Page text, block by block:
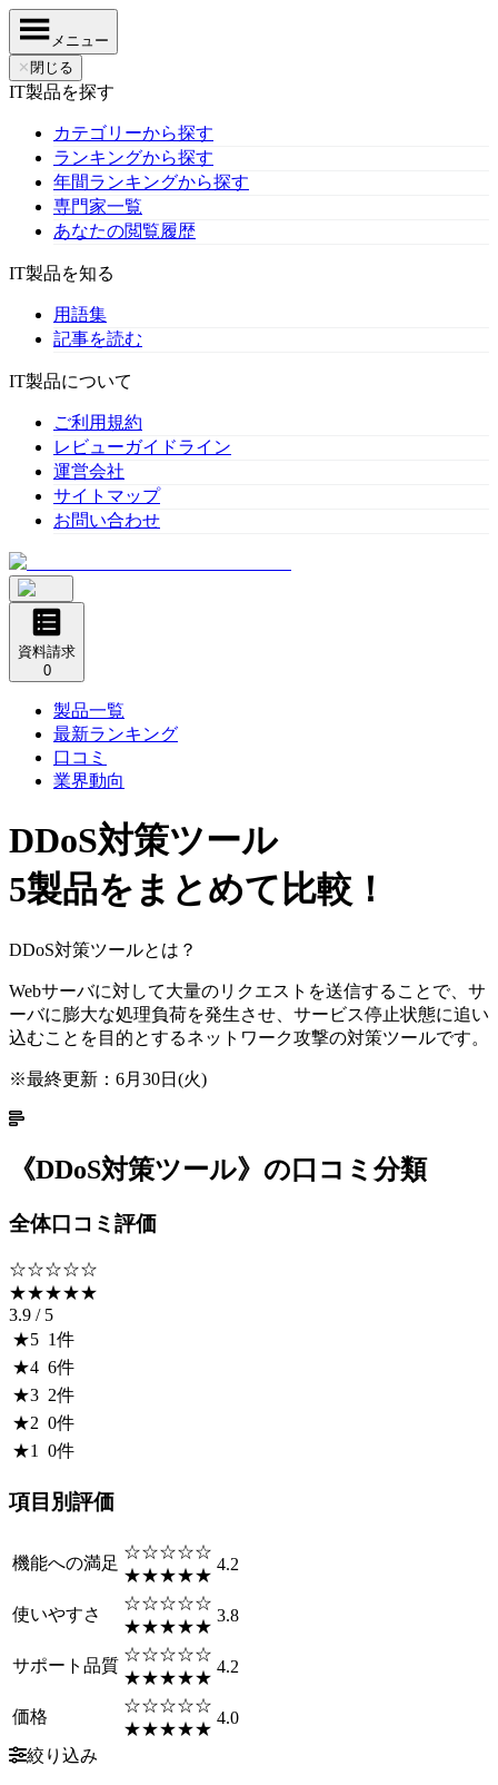
メニュー
✕ 閉じる
IT製品を探す
カテゴリーから探す
ランキングから探す
年間ランキングから探す
専門家一覧
あなたの閲覧履歴
IT製品を知る
用語集
記事を読む
IT製品について
ご利用規約
レビューガイドライン
運営会社
サイトマップ
お問い合わせ
資料請求
0
製品一覧
最新ランキング
口コミ
業界動向
DDoS対策ツール
5製品をまとめて比較！
DDoS対策ツールとは？
Webサーバに対して大量のリクエストを送信することで、サ
ーバに膨大な処理負荷を発生させ、サービス停止状態に追い
込むことを目的とするネットワーク攻撃の対策ツールです。
※最終更新： 6月30日(火)
《DDoS対策ツール》の口コミ分類
全体口コミ評価
☆☆☆☆☆
★★★★★
3.9 / 5
★5 1件
★4 6件
★3 2件
★2 0件
★1 0件
項目別評価
機能への満足
☆☆☆☆☆
★★★★★
4.2
使いやすさ
☆☆☆☆☆
★★★★★
3.8
サポート品質
☆☆☆☆☆
★★★★★
4.2
価格
☆☆☆☆☆
★★★★★
4.0
絞り込み